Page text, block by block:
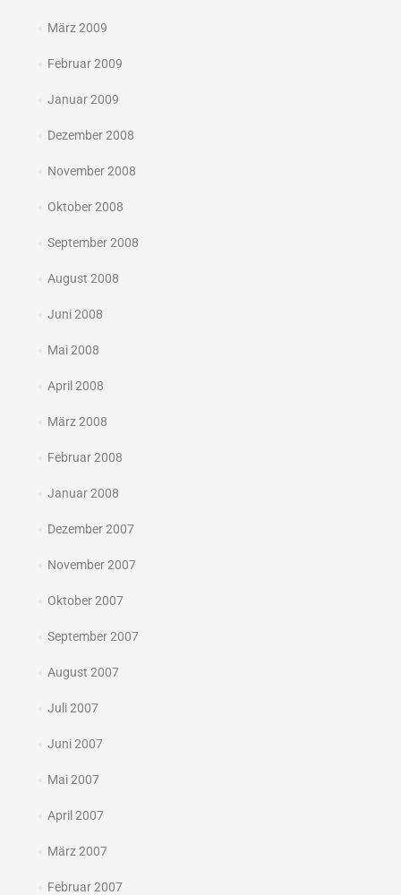
März 2009
Februar 2009
Januar 2009
Dezember 2008
November 2008
Oktober 2008
September 2008
August 2008
Juni 2008
Mai 2008
April 2008
März 2008
Februar 2008
Januar 2008
Dezember 2007
November 2007
Oktober 2007
September 2007
August 2007
Juli 2007
Juni 2007
Mai 2007
April 2007
März 2007
Februar 2007